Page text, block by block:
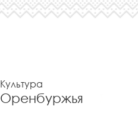
Культура
Оренбуржья